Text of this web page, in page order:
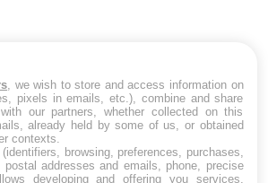
de Charcot (Sclérose latérale
, we wish to store and access information on
pixels in emails, etc.), combine and share
our partners, whether collected on this
already held by some of us, or obtained
contexts.
browsing, preferences, purchases,
postal addresses and emails, phone, precise
developing and offering you services,